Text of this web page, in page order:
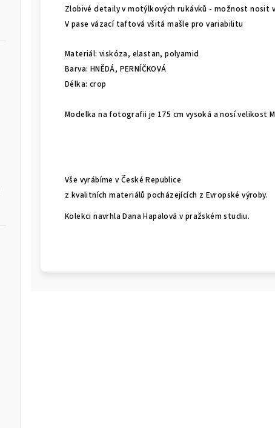
Zlobivé detaily v motýlkových rukávků - možnost nosit
V pase vázací taftová všitá mašle pro variabilitu
Materiál: viskóza, elastan, polyamid
Barva: HNĚDÁ, PERNÍČKOVÁ
Délka: crop
Modelka na fotografii je 175 cm vysoká a nosí velikost M
Vše vyrábíme v České Republice
z kvalitních materiálů pocházejících z Evropské výroby.
Kolekci navrhla Dana Hapalová v pražském studiu.